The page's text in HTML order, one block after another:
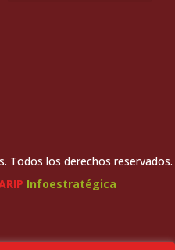
Todos los derechos reservados.
Infoestratégica